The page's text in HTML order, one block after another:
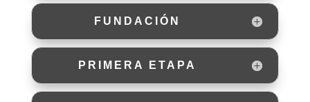
FUNDACIÓN
PRIMERA ETAPA